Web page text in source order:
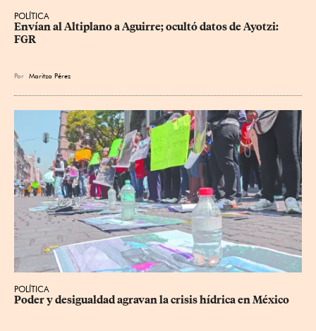
POLÍTICA
Envían al Altiplano a Aguirre; ocultó datos de Ayotzi:
FGR
Por Maritza Pérez
POLÍTICA
Poder y desigualdad agravan la crisis hídrica en México